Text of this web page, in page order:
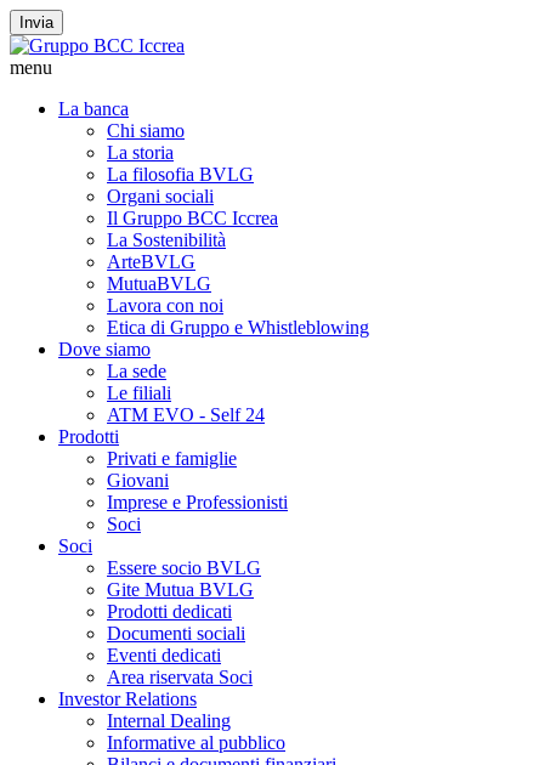
Invia
menu
La banca
Chi siamo
La storia
La filosofia BVLG
Organi sociali
Il Gruppo BCC Iccrea
La Sostenibilità
ArteBVLG
MutuaBVLG
Lavora con noi
Etica di Gruppo e Whistleblowing
Dove siamo
La sede
Le filiali
ATM EVO - Self 24
Prodotti
Privati e famiglie
Giovani
Imprese e Professionisti
Soci
Soci
Essere socio BVLG
Gite Mutua BVLG
Prodotti dedicati
Documenti sociali
Eventi dedicati
Area riservata Soci
Investor Relations
Internal Dealing
Informative al pubblico